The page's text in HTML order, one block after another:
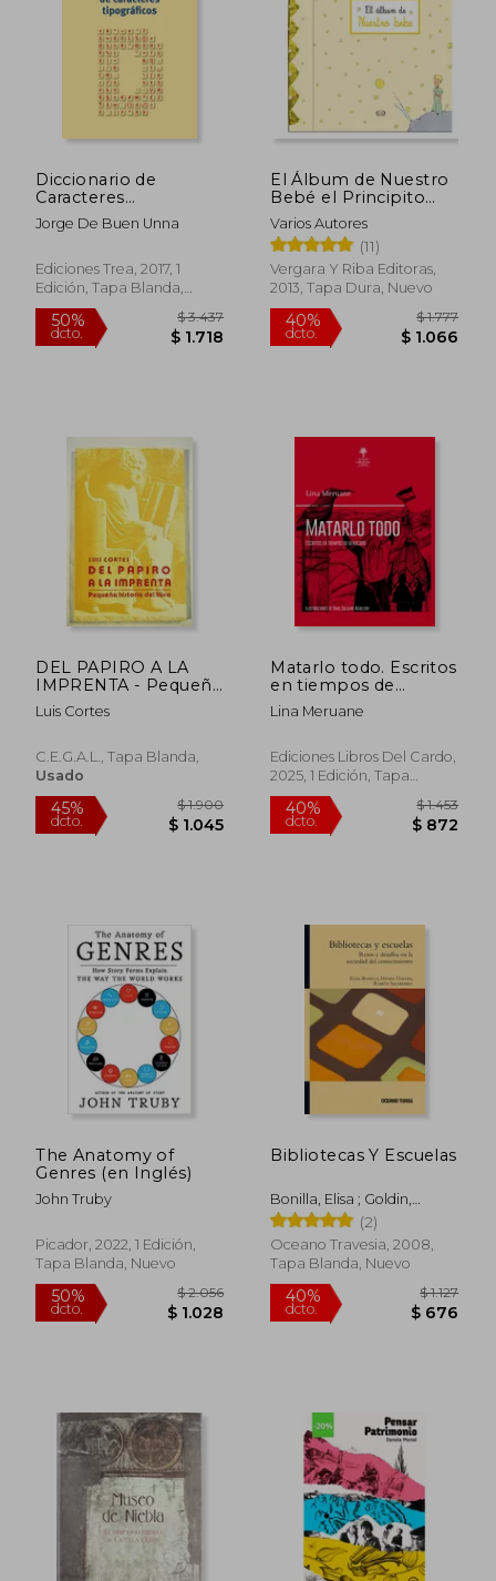
Diccionario de
Caracteres
Tipográficos
Jorge De Buen Unna
Ediciones Trea, 2017, 1
Edición, Tapa Blanda,
Nuevo
El Álbum de Nuestro
Bebé el Principito
(Td)
Varios Autores
(11)
Vergara Y Riba Editoras,
2013, Tapa Dura, Nuevo
40%
dcto.
DEL PAPIRO A LA
IMPRENTA - Pequeña
Historia Del Libro
Luis Cortes
C.E.G.A.L., Tapa Blanda,
Usado
45%
dcto.
Matarlo todo. Escritos
en tiempos de
genocidio (libro
ilustrado por Raúl
Lina Meruane
Ediciones Libros Del Cardo,
2025, 1 Edición, Tapa
Blanda, Nuevo
40%
dcto.
The Anatomy of
Genres (en Inglés)
John Truby
Picador, 2022, 1 Edición,
Tapa Blanda, Nuevo
Bibliotecas Y Escuelas
Bonilla, Elisa ; Goldin,
Daniel
(2)
Oceano Travesia, 2008,
Tapa Blanda, Nuevo